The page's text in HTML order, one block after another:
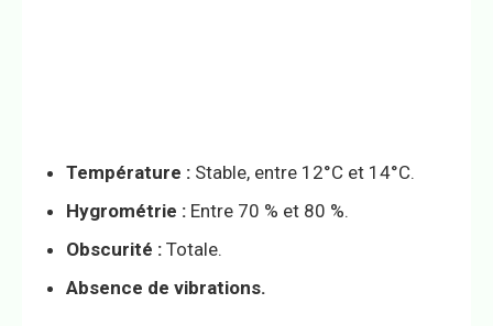
Température : Stable, entre 12°C et 14°C.
Hygrométrie : Entre 70 % et 80 %.
Obscurité : Totale.
Absence de vibrations.